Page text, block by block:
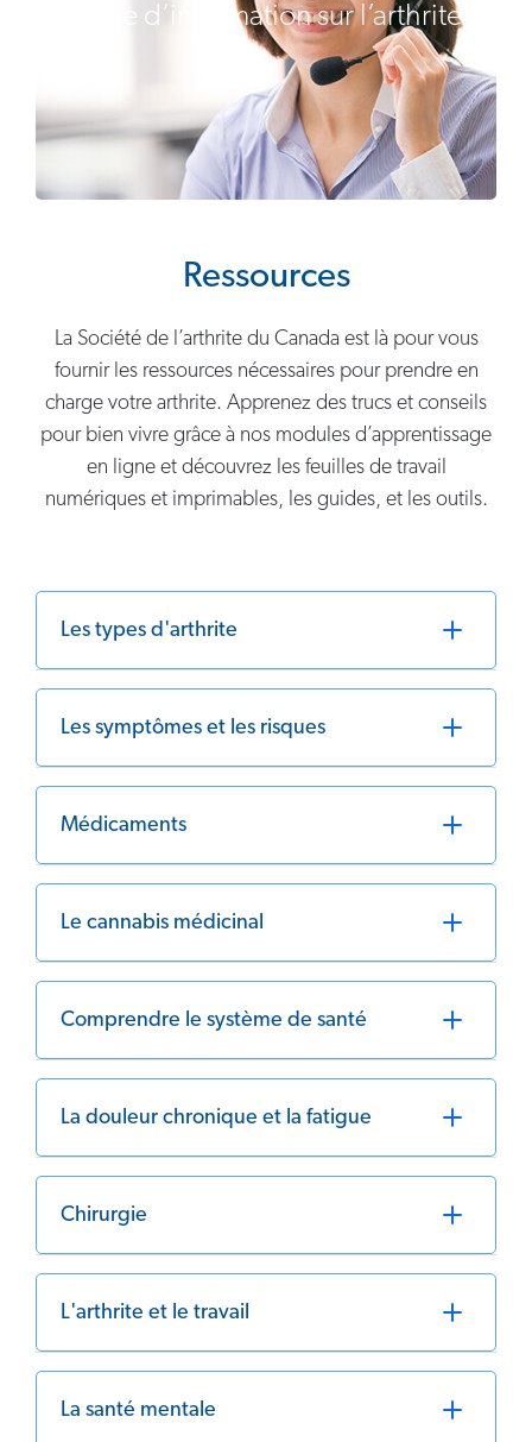
Ligne d’information sur l’arthrite
Ressources
La Société de l’arthrite du Canada est là pour vous
fournir les ressources nécessaires pour prendre en
charge votre arthrite. Apprenez des trucs et conseils
pour bien vivre grâce à nos modules d’apprentissage
en ligne et découvrez les feuilles de travail
numériques et imprimables, les guides, et les outils.
Les types d'arthrite
Les symptômes et les risques
Médicaments
Le cannabis médicinal
Comprendre le système de santé
La douleur chronique et la fatigue
Chirurgie
L'arthrite et le travail
La santé mentale